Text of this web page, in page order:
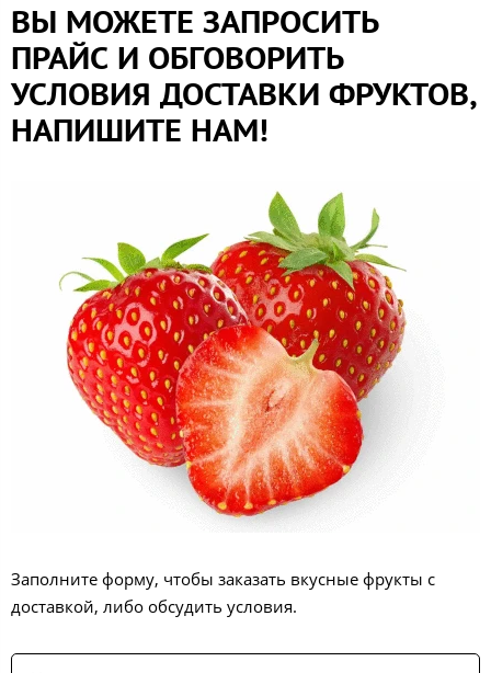
ВЫ МОЖЕТЕ ЗАПРОСИТЬ
ПРАЙС И ОБГОВОРИТЬ
УСЛОВИЯ ДОСТАВКИ ФРУКТОВ,
НАПИШИТЕ НАМ!
Заполните форму, чтобы заказать вкусные фрукты с
доставкой, либо обсудить условия.